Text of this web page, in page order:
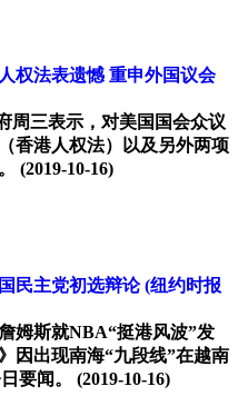
权法表遗憾 重申外国议会
周三表示，对美国国会众议
香港人权法）以及另外两项
(2019-10-16)
民主党初选辩论 (纽约时报
姆斯就NBA“挺港风波”发
因出现南海“九段线”在越南
要闻。
(2019-10-16)